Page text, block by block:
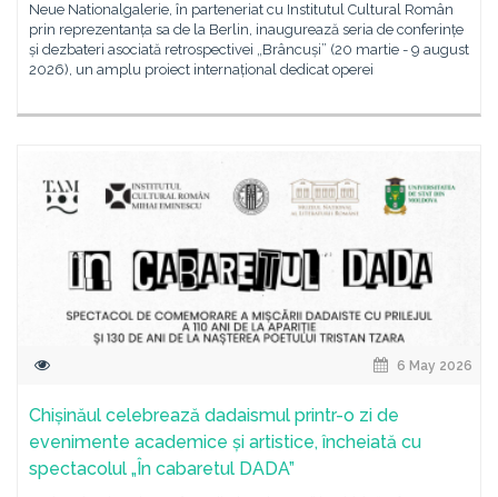
Neue Nationalgalerie, în parteneriat cu Institutul Cultural Român
prin reprezentanța sa de la Berlin, inaugurează seria de conferințe
și dezbateri asociată retrospectivei „Brâncuși” (20 martie - 9 august
2026), un amplu proiect internațional dedicat operei
6 May 2026
Chișinăul celebrează dadaismul printr-o zi de
evenimente academice și artistice, încheiată cu
spectacolul „În cabaretul DADA”